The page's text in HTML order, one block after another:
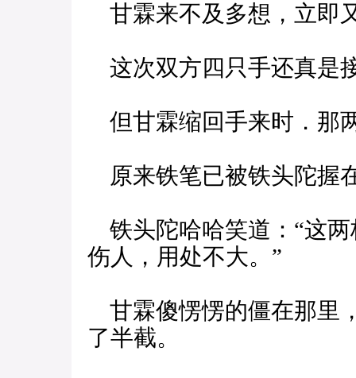
甘霖来不及多想，立即
这次双方四只手还真是
但甘霖缩回手来时．那
原来铁笔已被铁头陀握
铁头陀哈哈笑道：“这
伤人，用处不大。”
甘霖傻愣愣的僵在那里
了半截。